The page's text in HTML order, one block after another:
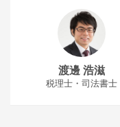
渡邊 浩滋
税理士・司法書士